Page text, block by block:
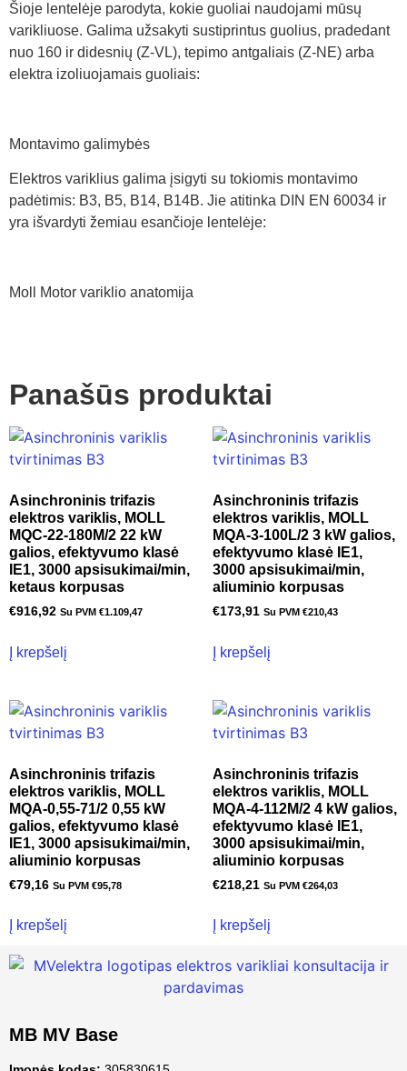
Šioje lentelėje parodyta, kokie guoliai naudojami mūsų
varikliuose. Galima užsakyti sustiprintus guolius, pradedant
nuo 160 ir didesnių (Z-VL), tepimo antgaliais (Z-NE) arba
elektra izoliuojamais guoliais:
Montavimo galimybės
Elektros variklius galima įsigyti su tokiomis montavimo
padėtimis: B3, B5, B14, B14B. Jie atitinka DIN EN 60034 ir
yra išvardyti žemiau esančioje lentelėje:
Moll Motor variklio anatomija
Panašūs produktai
Asinchroninis trifazis
elektros variklis, MOLL
MQC-22-180M/2 22 kW
galios, efektyvumo klasė
IE1, 3000 apsisukimai/min,
ketaus korpusas
€916,92 Su PVM €1.109,47
Į krepšelį
Asinchroninis trifazis
elektros variklis, MOLL
MQA-3-100L/2 3 kW galios,
efektyvumo klasė IE1,
3000 apsisukimai/min,
aliuminio korpusas
€173,91 Su PVM €210,43
Į krepšelį
Asinchroninis trifazis
elektros variklis, MOLL
MQA-0,55-71/2 0,55 kW
galios, efektyvumo klasė
IE1, 3000 apsisukimai/min,
aliuminio korpusas
€79,16 Su PVM €95,78
Į krepšelį
Asinchroninis trifazis
elektros variklis, MOLL
MQA-4-112M/2 4 kW galios,
efektyvumo klasė IE1,
3000 apsisukimai/min,
aliuminio korpusas
€218,21 Su PVM €264,03
Į krepšelį
MB MV Base